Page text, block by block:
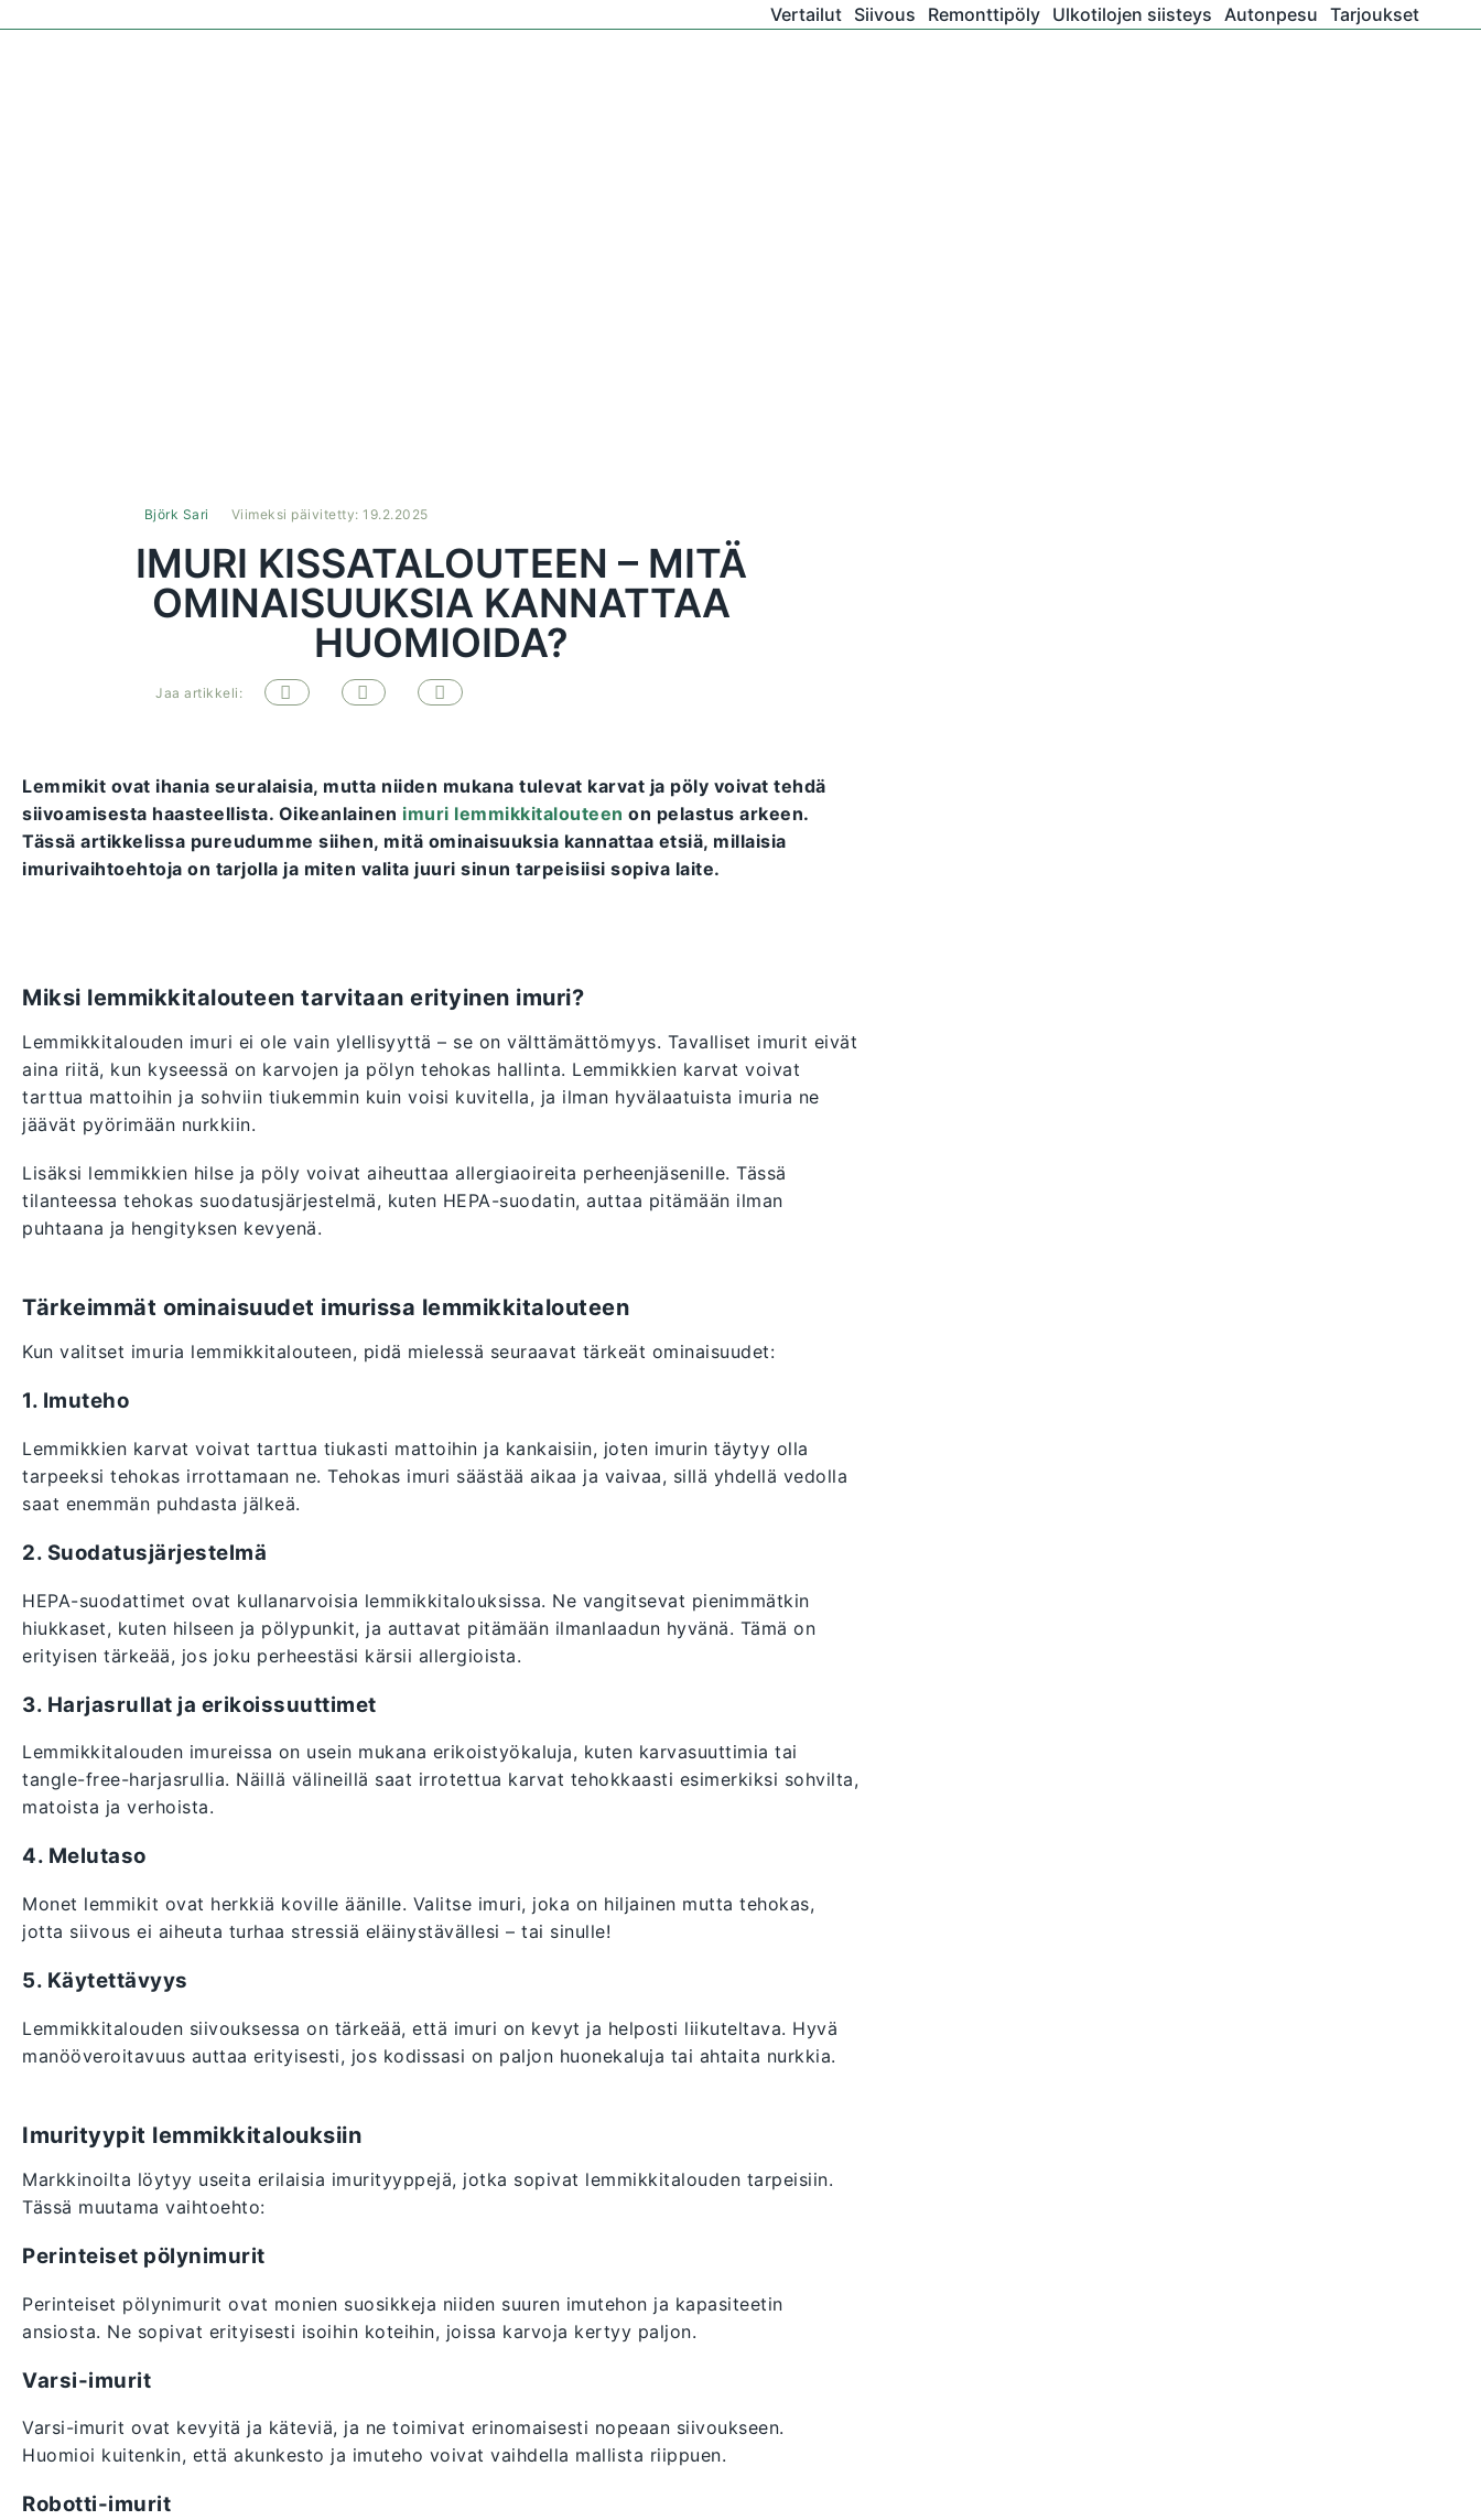
Vertailut Siivous Remonttipöly Ulkotilojen siisteys Autonpesu Tarjoukset
Björk Sari Viimeksi päivitetty: 19.2.2025
IMURI KISSATALOUTEEN – MITÄ
OMINAISUUKSIA KANNATTAA
HUOMIOIDA?
Jaa artikkeli:
Lemmikit ovat ihania seuralaisia, mutta niiden mukana tulevat karvat ja pöly voivat tehdä
siivoamisesta haasteellista. Oikeanlainen imuri lemmikkitalouteen on pelastus arkeen.
Tässä artikkelissa pureudumme siihen, mitä ominaisuuksia kannattaa etsiä, millaisia
imurivaihtoehtoja on tarjolla ja miten valita juuri sinun tarpeisiisi sopiva laite.
Miksi lemmikkitalouteen tarvitaan erityinen imuri?
Lemmikkitalouden imuri ei ole vain ylellisyyttä – se on välttämättömyys. Tavalliset imurit eivät
aina riitä, kun kyseessä on karvojen ja pölyn tehokas hallinta. Lemmikkien karvat voivat
tarttua mattoihin ja sohviin tiukemmin kuin voisi kuvitella, ja ilman hyvälaatuista imuria ne
jäävät pyörimään nurkkiin.
Lisäksi lemmikkien hilse ja pöly voivat aiheuttaa allergiaoireita perheenjäsenille. Tässä
tilanteessa tehokas suodatusjärjestelmä, kuten HEPA-suodatin, auttaa pitämään ilman
puhtaana ja hengityksen kevyenä.
Tärkeimmät ominaisuudet imurissa lemmikkitalouteen
Kun valitset imuria lemmikkitalouteen, pidä mielessä seuraavat tärkeät ominaisuudet:
1. Imuteho
Lemmikkien karvat voivat tarttua tiukasti mattoihin ja kankaisiin, joten imurin täytyy olla
tarpeeksi tehokas irrottamaan ne. Tehokas imuri säästää aikaa ja vaivaa, sillä yhdellä vedolla
saat enemmän puhdasta jälkeä.
2. Suodatusjärjestelmä
HEPA-suodattimet ovat kullanarvoisia lemmikkitalouksissa. Ne vangitsevat pienimmätkin
hiukkaset, kuten hilseen ja pölypunkit, ja auttavat pitämään ilmanlaadun hyvänä. Tämä on
erityisen tärkeää, jos joku perheestäsi kärsii allergioista.
3. Harjasrullat ja erikoissuuttimet
Lemmikkitalouden imureissa on usein mukana erikoistyökaluja, kuten karvasuuttimia tai
tangle-free-harjasrullia. Näillä välineillä saat irrotettua karvat tehokkaasti esimerkiksi sohvilta,
matoista ja verhoista.
4. Melutaso
Monet lemmikit ovat herkkiä koville äänille. Valitse imuri, joka on hiljainen mutta tehokas,
jotta siivous ei aiheuta turhaa stressiä eläinystävällesi – tai sinulle!
5. Käytettävyys
Lemmikkitalouden siivouksessa on tärkeää, että imuri on kevyt ja helposti liikuteltava. Hyvä
manööveroitavuus auttaa erityisesti, jos kodissasi on paljon huonekaluja tai ahtaita nurkkia.
Imurityypit lemmikkitalouksiin
Markkinoilta löytyy useita erilaisia imurityyppejä, jotka sopivat lemmikkitalouden tarpeisiin.
Tässä muutama vaihtoehto:
Perinteiset pölynimurit
Perinteiset pölynimurit ovat monien suosikkeja niiden suuren imutehon ja kapasiteetin
ansiosta. Ne sopivat erityisesti isoihin koteihin, joissa karvoja kertyy paljon.
Varsi-imurit
Varsi-imurit ovat kevyitä ja käteviä, ja ne toimivat erinomaisesti nopeaan siivoukseen.
Huomioi kuitenkin, että akunkesto ja imuteho voivat vaihdella mallista riippuen.
Robotti-imurit